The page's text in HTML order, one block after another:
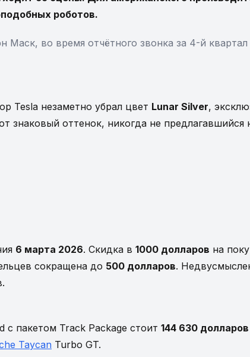
роботов.
во время отчётного звонка за 4-й квартал
Tesla незаметно убрал цвет Lunar Silver,
знаковый оттенок, никогда не предлагавшийся
6 марта 2026. Скидка в 1000 долларов на
сокращена до 500 долларов.
с пакетом Track Package стоит 144 630 долларов
Taycan Turbo GT.